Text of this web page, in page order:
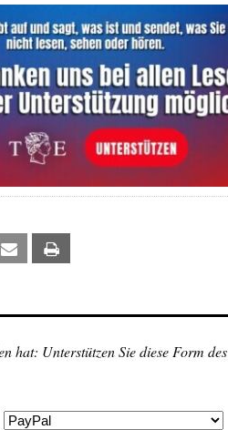
Email
hat: Unterstützen Sie diese Form des